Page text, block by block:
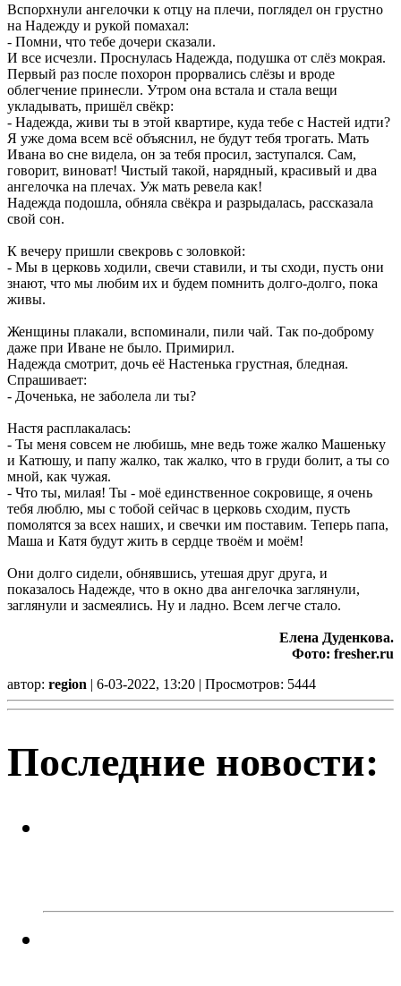
Вспорхнули ангелочки к отцу на плечи, поглядел он грустно
на Надежду и рукой помахал:
- Помни, что тебе дочери сказали.
И все исчезли. Проснулась Надежда, подушка от слёз мокрая.
Первый раз после похорон прорвались слёзы и вроде
облегчение принесли. Утром она встала и стала вещи
укладывать, пришёл свёкр:
- Надежда, живи ты в этой квартире, куда тебе с Настей идти?
Я уже дома всем всё объяснил, не будут тебя трогать. Мать
Ивана во сне видела, он за тебя просил, заступался. Сам,
говорит, виноват! Чистый такой, нарядный, красивый и два
ангелочка на плечах. Уж мать ревела как!
Надежда подошла, обняла свёкра и разрыдалась, рассказала
свой сон.
К вечеру пришли свекровь с золовкой:
- Мы в церковь ходили, свечи ставили, и ты сходи, пусть они
знают, что мы любим их и будем помнить долго-долго, пока
живы.
Женщины плакали, вспоминали, пили чай. Так по-доброму
даже при Иване не было. Примирил.
Надежда смотрит, дочь её Настенька грустная, бледная.
Спрашивает:
- Доченька, не заболела ли ты?
Настя расплакалась:
- Ты меня совсем не любишь, мне ведь тоже жалко Машеньку
и Катюшу, и папу жалко, так жалко, что в груди болит, а ты со
мной, как чужая.
- Что ты, милая! Ты - моё единственное сокровище, я очень
тебя люблю, мы с тобой сейчас в церковь сходим, пусть
помолятся за всех наших, и свечки им поставим. Теперь папа,
Маша и Катя будут жить в сердце твоём и моём!
Они долго сидели, обнявшись, утешая друг друга, и
показалось Надежде, что в окно два ангелочка заглянули,
заглянули и засмеялись. Ну и ладно. Всем легче стало.
Елена Дуденкова.
Фото: fresher.ru
автор: region | 6-03-2022, 13:20 | Просмотров: 5444
Последние новости: